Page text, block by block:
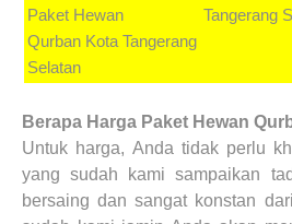
Paket Hewan
Qurban Kota Tangerang
Selatan
Tangerang
Berapa Harga Paket Hewan
Untuk harga, Anda tidak perlu
yang sudah kami sampaikan
bersaing dan sangat konstan